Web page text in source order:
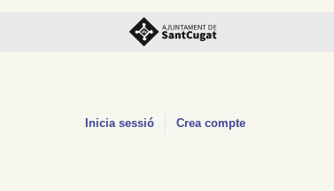
Inicia sessió Crea compte